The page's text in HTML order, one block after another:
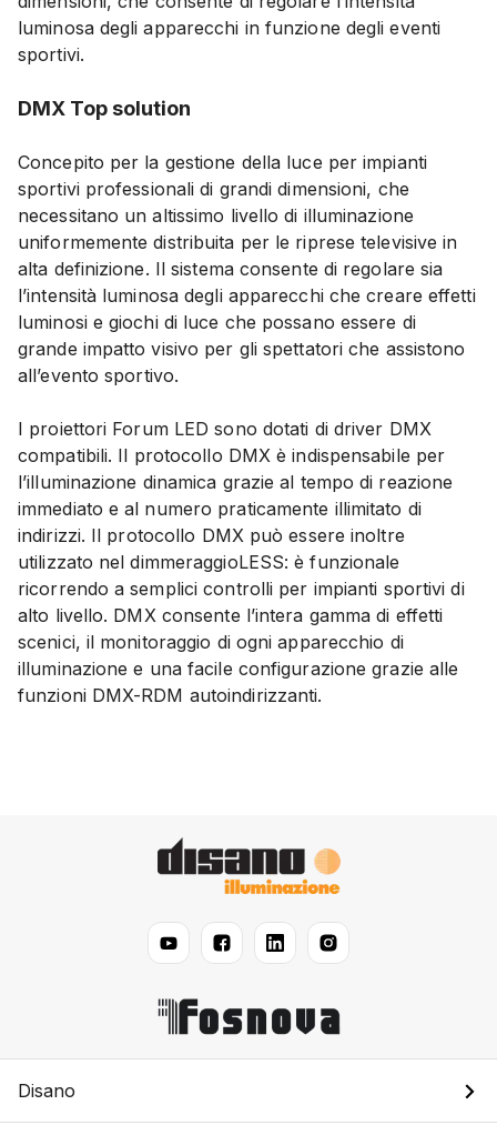
luminosa degli apparecchi in funzione degli eventi
sportivi.
DMX Top solution
Concepito per la gestione della luce per impianti
sportivi professionali di grandi dimensioni, che
necessitano un altissimo livello di illuminazione
uniformemente distribuita per le riprese televisive in
alta definizione. Il sistema consente di regolare sia
l’intensità luminosa degli apparecchi che creare effetti
luminosi e giochi di luce che possano essere di
grande impatto visivo per gli spettatori che assistono
all’evento sportivo.
I proiettori Forum LED sono dotati di driver DMX
compatibili. Il protocollo DMX è indispensabile per
l’illuminazione dinamica grazie al tempo di reazione
immediato e al numero praticamente illimitato di
indirizzi. Il protocollo DMX può essere inoltre
utilizzato nel dimmeraggioLESS: è funzionale
ricorrendo a semplici controlli per impianti sportivi di
alto livello. DMX consente l’intera gamma di effetti
scenici, il monitoraggio di ogni apparecchio di
illuminazione e una facile configurazione grazie alle
funzioni DMX-RDM autoindirizzanti.
Disano